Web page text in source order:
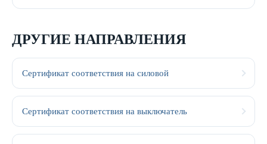
ДРУГИЕ НАПРАВЛЕНИЯ
Сертификат соответствия на силовой
Сертификат соответствия на выключатель